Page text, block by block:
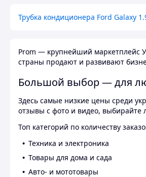
Трубка кондиционера Ford Galaxy
Prom — крупнейший маркетплейс
страны продают и развивают
Большой выбор — для
Здесь самые низкие цены среди
отзывы с фото и видео, выбирайте
Топ категорий по количеству
Техника и электроника
Товары для дома и сада
Авто- и мототовары